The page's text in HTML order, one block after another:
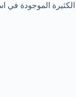
الموجودة في